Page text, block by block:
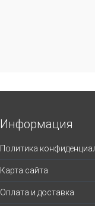
Информация
Политика
Карта сайта
Оплата и доставка